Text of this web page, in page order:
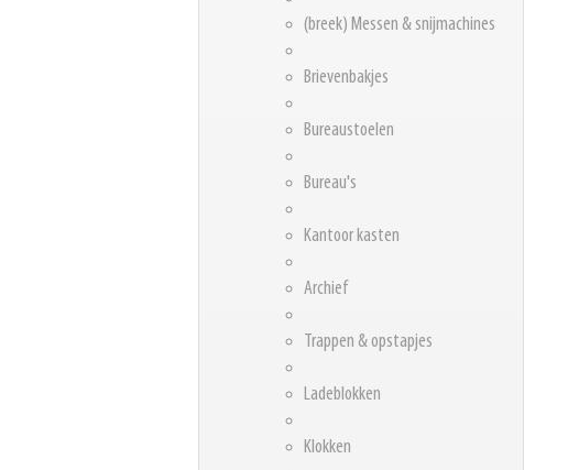
(breek) Messen & snijmachines
Brievenbakjes
Bureaustoelen
Bureau's
Kantoor kasten
Archief
Trappen & opstapjes
Ladeblokken
Klokken